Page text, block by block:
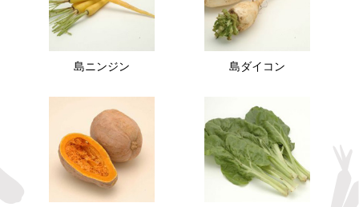
島ニンジン 島ダイコン